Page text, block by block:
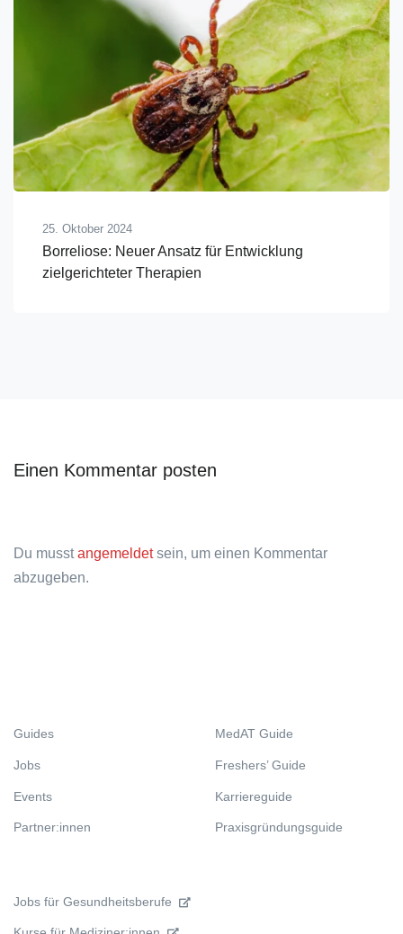
25. Oktober 2024
Borreliose: Neuer Ansatz für Entwicklung
zielgerichteter Therapien
Einen Kommentar posten
Du musstangemeldetsein, um einen Kommentar
abzugeben.
Guides
Jobs
Events
Partner:innen
MedAT Guide
Freshers’ Guide
Karriereguide
Praxisgründungsguide
Jobs für Gesundheitsberufe